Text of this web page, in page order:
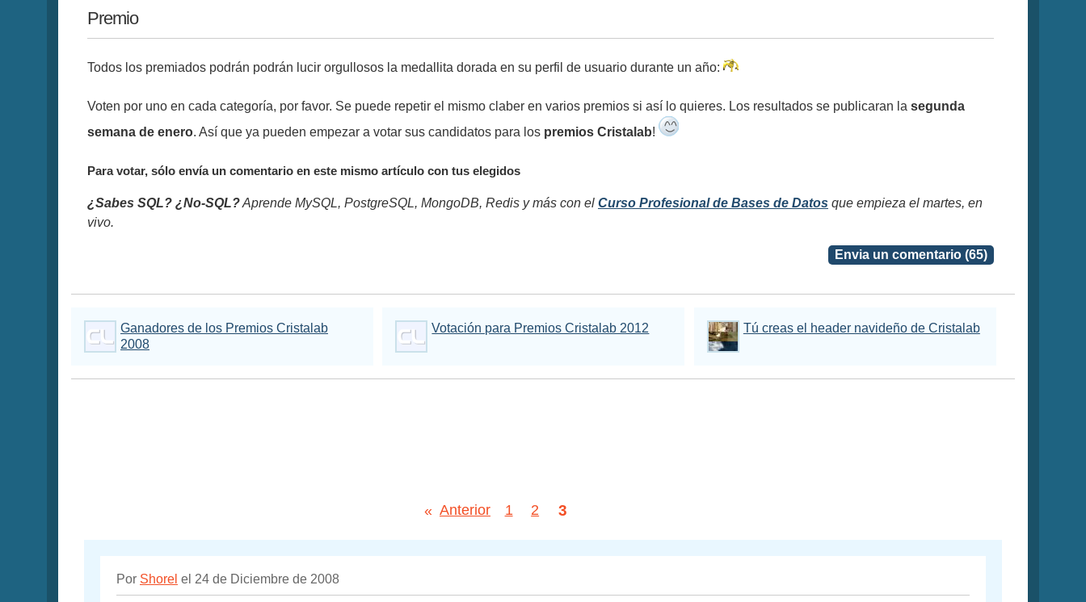
Premio
Todos los premiados podrán podrán lucir orgullosos la medallita dorada en su perfil de usuario durante un año:
Voten por uno en cada categoría, por favor. Se puede repetir el mismo claber en varios premios si así lo quieres. Los resultados se publicaran la segunda
semana de enero. Así que ya pueden empezar a votar sus candidatos para los premios Cristalab!
Para votar, sólo envía un comentario en este mismo artículo con tus elegidos
¿Sabes SQL? ¿No-SQL?Aprende MySQL, PostgreSQL, MongoDB, Redis y más con el Curso Profesional de Bases de Datos que empieza el martes, en
vivo.
Envia un comentario (65)
Ganadores de los Premios Cristalab
2008
Votación para Premios Cristalab 2012 Tú creas el header navideño de Cristalab
« Anterior 1 2 3
Por Shorel el 24 de Diciembre de 2008